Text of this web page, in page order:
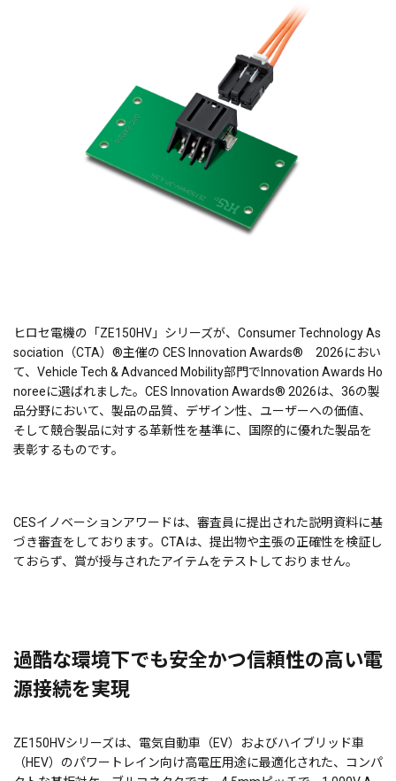
ヒロセ電機の「ZE150HV」シリーズが、Consumer Technology As
sociation（CTA）®主催の CES Innovation Awards® 2026におい
て、Vehicle Tech & Advanced Mobility部門でInnovation Awards Ho
noreeに選ばれました。CES Innovation Awards® 2026は、36の製
品分野において、製品の品質、デザイン性、ユーザーへの価値、
そして競合製品に対する革新性を基準に、国際的に優れた製品を
表彰するものです。
CESイノベーションアワードは、審査員に提出された説明資料に基
づき審査をしております。CTAは、提出物や主張の正確性を検証し
ておらず、賞が授与されたアイテムをテストしておりません。
過酷な環境下でも安全かつ信頼性の高い電
源接続を実現
ZE150HVシリーズは、電気自動車（EV）およびハイブリッド車
（HEV）のパワートレイン向け高電圧用途に最適化された、コンパ